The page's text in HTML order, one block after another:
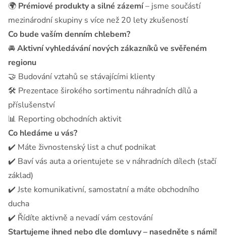
🌍 Prémiové produkty a silné zázemí– jsme součástí
mezinárodní skupiny s více než 20 lety zkušeností
Co bude vaším denním chlebem?
🚘Aktivní vyhledávání nových zákazníků ve svěřeném
regionu
🤝 Budování vztahů se stávajícími klienty
🛠️ Prezentace širokého sortimentu náhradních dílů a
příslušenství
📊 Reporting obchodních aktivit
Co hledáme u vás?
✔️ Máte živnostenský list a chuť podnikat
✔️ Baví vás auta a orientujete se v náhradních dílech (stačí
základ)
✔️ Jste komunikativní, samostatní a máte obchodního
ducha
✔️ Řídíte aktivně a nevadí vám cestování
Startujeme ihned nebo dle domluvy – nasedněte s námi!